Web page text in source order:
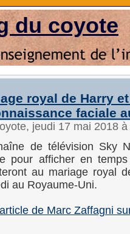
du coyote
royal de Harry
faciale
jeudi 17 mai 2018
de télévision Sky
pour afficher en
au mariage royal
au Royaume-Uni.
de Marc Zaffagni